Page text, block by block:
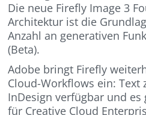
Die neue Firefly Image 3
Architektur ist die
Anzahl an generativen
(Beta).
Adobe bringt Firefly
Cloud-Workflows ein: Text
InDesign verfügbar und
für Creative Cloud